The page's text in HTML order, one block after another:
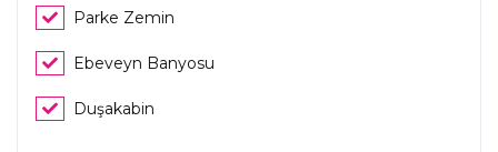
Parke Zemin
Ebeveyn Banyosu
Duşakabin